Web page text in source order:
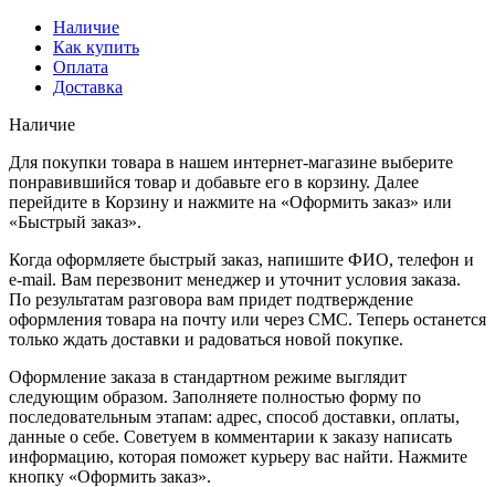
Наличие
Как купить
Оплата
Доставка
Наличие
Для покупки товара в нашем интернет-магазине выберите
понравившийся товар и добавьте его в корзину. Далее
перейдите в Корзину и нажмите на «Оформить заказ» или
«Быстрый заказ».
Когда оформляете быстрый заказ, напишите ФИО, телефон и
e-mail. Вам перезвонит менеджер и уточнит условия заказа.
По результатам разговора вам придет подтверждение
оформления товара на почту или через СМС. Теперь останется
только ждать доставки и радоваться новой покупке.
Оформление заказа в стандартном режиме выглядит
следующим образом. Заполняете полностью форму по
последовательным этапам: адрес, способ доставки, оплаты,
данные о себе. Советуем в комментарии к заказу написать
информацию, которая поможет курьеру вас найти. Нажмите
кнопку «Оформить заказ».